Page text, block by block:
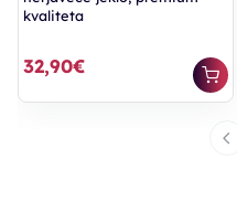
kvaliteta
32,90€